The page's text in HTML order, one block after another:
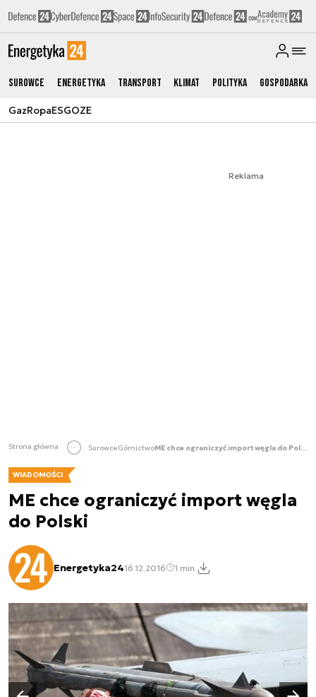
Surowce Energetyka Transport Klimat Polityka Gospodarka
GazRopaESGOZE
Reklama
Strona główna SurowceGórnictwo ME chce ograniczyć import węgla do Polski
WIADOMOŚCI
ME chce ograniczyć import węgla
do Polski
Energetyka2416.12.2016 1 min.
Następny slajd